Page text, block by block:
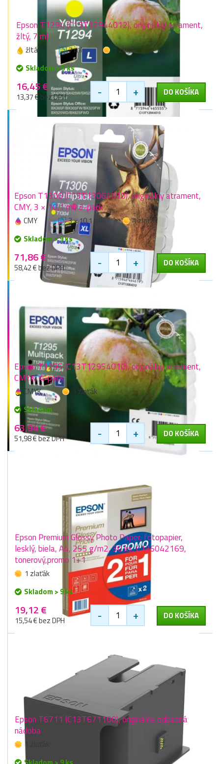
Epson T1294 (C13T12944012), originálny atrament,
žltý, 7 ml
žltá 7 ml
1 zlaťák
Skladom > 5 ks
16,45 €
13,37 € bez DPH - + DO KOŠÍKA
Epson T1306 (C13T13064010), originálny atrament,
CMY, 3 × 10,1 ml, 3-pack
CMY 3 × 10,1 ml
1 zlaťák
Skladom > 9 ks
71,86 €
58,42 € bez DPH - + DO KOŠÍKA
Epson T1295 (C13T12954010), originálny atrament,
CMYK, 4-pack
CMYK
1 zlaťák
Skladom
63,94 €
51,98 € bez DPH - + DO KOŠÍKA
Epson Premium Glossy Photo Paper, fotopapier,
lesklý, biela, A4, 255 g/m2, 30 ks, C13S042169,
tonerový,promo 1+1
1 zlaťák
Skladom > 9 ks
19,12 €
15,54 € bez DPH - + DO KOŠÍKA
Epson T6711 (C13T671100), originálna odpadná
nádoba
1 zlaťák